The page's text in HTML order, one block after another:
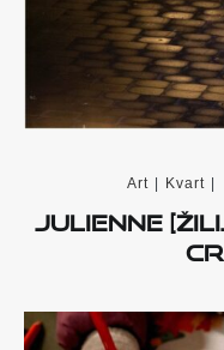
Art | Kvart |
Julienne